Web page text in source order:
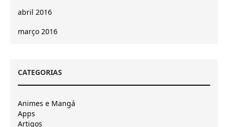
abril 2016
março 2016
CATEGORIAS
Animes e Mangá
Apps
Artigos